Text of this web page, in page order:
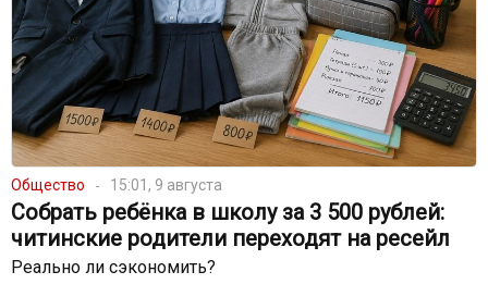
Общество 15:01, 9 августа
Собрать ребёнка в школу за 3 500 рублей:
читинские родители переходят на ресейл
Реально ли сэкономить?